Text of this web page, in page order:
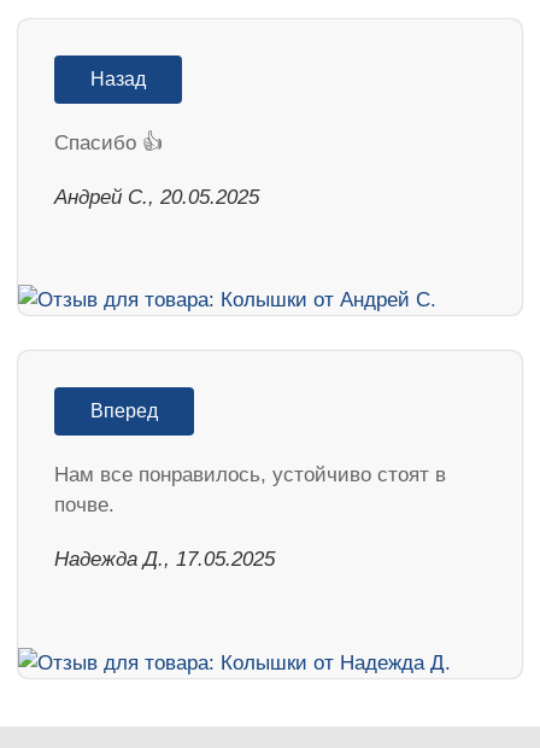
Назад
Спасибо 👍
Андрей С., 20.05.2025
Вперед
Нам все понравилось, устойчиво стоят в
почве.
Надежда Д., 17.05.2025